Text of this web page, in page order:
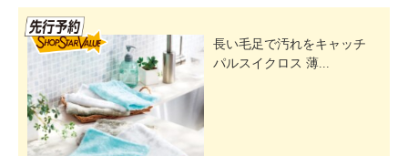
長い毛足で汚れをキャッチ
パルスイクロス 薄...